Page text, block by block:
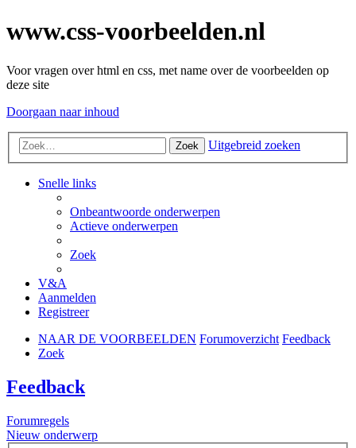
www.css-voorbeelden.nl
Voor vragen over html en css, met name over de voorbeelden op
deze site
Doorgaan naar inhoud
Zoek Uitgebreid zoeken
Snelle links
Onbeantwoorde onderwerpen
Actieve onderwerpen
Zoek
V&A
Aanmelden
Registreer
NAAR DE VOORBEELDEN Forumoverzicht Feedback
Zoek
Feedback
Forumregels
Nieuw onderwerp